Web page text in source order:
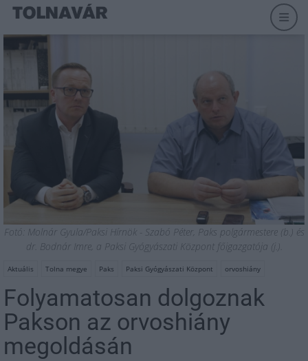
Fotó: Molnár Gyula/Paksi Hírnök - Szabó Péter, Paks polgármestere (b.) és
dr. Bodnár Imre, a Paksi Gyógyászati Központ főigazgatója (j.).
Aktuális Tolna megye Paks Paksi Gyógyászati Központ orvoshiány
Folyamatosan dolgoznak
Pakson az orvoshiány
megoldásán